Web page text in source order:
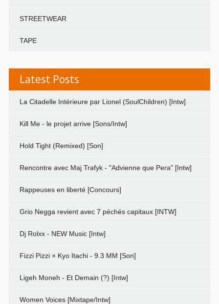
STREETWEAR
TAPE
Latest Posts
La Citadelle Intérieure par Lionel (SoulChildren) [Intw]
Kill Me - le projet arrive [Sons/Intw]
Hold Tight (Remixed) [Son]
Rencontre avec Maj Trafyk - "Advienne que Pera" [Intw]
Rappeuses en liberté [Concours]
Grio Negga revient avec 7 péchés capitaux [INTW]
Dj Rolxx - NEW Music [Intw]
Fizzi Pizzi × Kyo Itachi - 9.3 MM [Son]
Ligeh Moneh - Et Demain (?) [Intw]
Women Voices [Mixtape/Intw]